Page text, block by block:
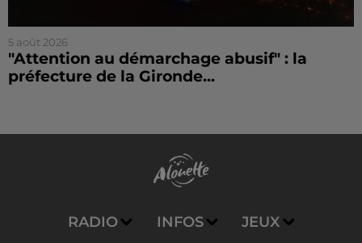
5 août 2026
"Attention au démarchage abusif" : la
préfecture de la Gironde...
RADIO INFOS JEUX